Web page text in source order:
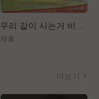
제휴
더보기